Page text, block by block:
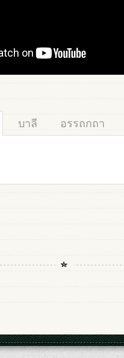
บาลี อรรถกถา